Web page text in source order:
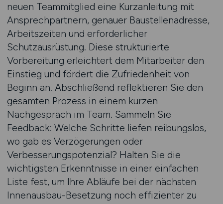
neuen Teammitglied eine Kurzanleitung mit
Ansprechpartnern, genauer Baustellenadresse,
Arbeitszeiten und erforderlicher
Schutzausrüstung. Diese strukturierte
Vorbereitung erleichtert dem Mitarbeiter den
Einstieg und fördert die Zufriedenheit von
Beginn an. Abschließend reflektieren Sie den
gesamten Prozess in einem kurzen
Nachgespräch im Team. Sammeln Sie
Feedback: Welche Schritte liefen reibungslos,
wo gab es Verzögerungen oder
Verbesserungspotenzial? Halten Sie die
wichtigsten Erkenntnisse in einer einfachen
Liste fest, um Ihre Abläufe bei der nächsten
Innen­ausbau-Besetzung noch effizienter zu